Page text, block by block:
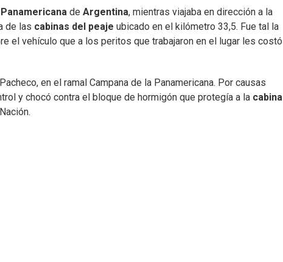
de Argentina, mientras viajaba en dirección a la
de las cabinas del peaje ubicado en el kilómetro 33,5. Fue tal la
el vehículo que a los peritos que trabajaron en el lugar les costó
en el ramal Campana de la Panamericana. Por causas
y chocó contra el bloque de hormigón que protegía a la cabina